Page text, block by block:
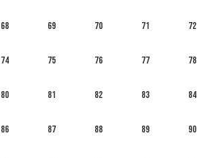
68 69 70 71 72
74 75 76 77 78
80 81 82 83 84
86 87 88 89 90